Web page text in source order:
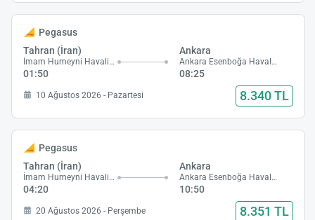
Pegasus
Tahran (İran)
İmam Humeyni Havalimanı
01:50
Ankara
Ankara Esenboğa Havalimanı
08:25
10 Ağustos 2026 - Pazartesi 8.340 TL
Pegasus
Tahran (İran)
İmam Humeyni Havalimanı
04:20
Ankara
Ankara Esenboğa Havalimanı
10:50
20 Ağustos 2026 - Perşembe 8.351 TL